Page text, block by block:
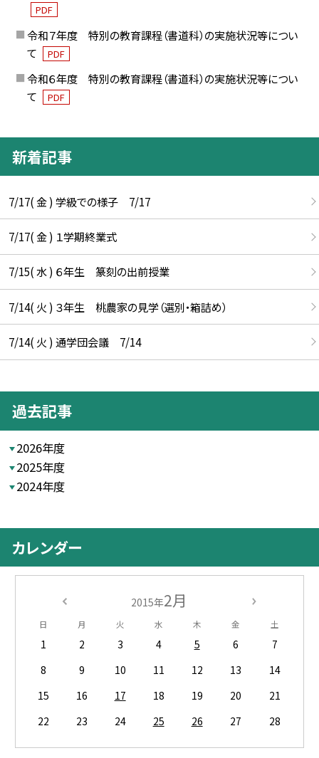
PDF
令和７年度 特別の教育課程（書道科）の実施状況等につい
て
PDF
令和６年度 特別の教育課程（書道科）の実施状況等につい
て
PDF
新着記事
7/17( 金 ) 学級での様子 7/17
7/17( 金 ) １学期終業式
7/15( 水 ) ６年生 篆刻の出前授業
7/14( 火 ) ３年生 桃農家の見学（選別・箱詰め）
7/14( 火 ) 通学団会議 7/14
過去記事
2026年度
2025年度
2024年度
カレンダー
2015年2月
日 月 火 水 木 金 土
1 2 3 4 5 6
7
8
9 10 11 12 13
14
15
16 17 18 19 20
21
22
23 24 25 26 27 28